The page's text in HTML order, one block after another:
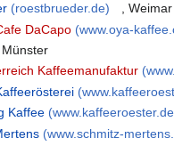
(roestbrueder.de)
, Weimar
DaCapo (www.oya-
Kaffeemanufaktur
Kaffee
(www.schmitz-